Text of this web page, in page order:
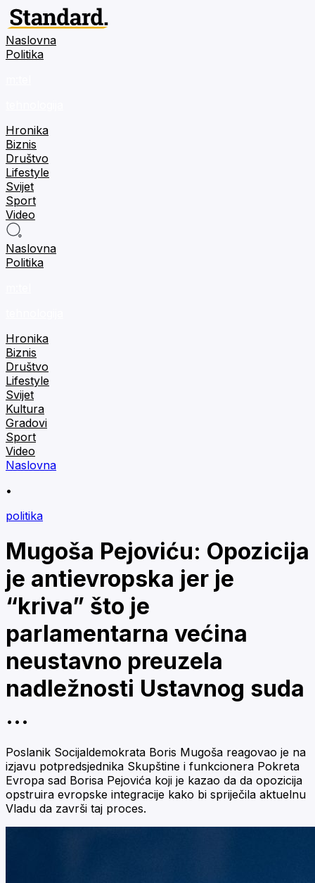
Naslovna
Politika
Hronika
Biznis
Društvo
Lifestyle
Svijet
Sport
Video
Naslovna
Politika
Hronika
Biznis
Društvo
Lifestyle
Svijet
Kultura
Gradovi
Sport
Video
Naslovna
•
politika
Mugoša Pejoviću: Opozicija
je antievropska jer je
“kriva” što je
parlamentarna većina
neustavno preuzela
nadležnosti Ustavnog suda
…
Poslanik Socijaldemokrata Boris Mugoša reagovao je na
izjavu potpredsjednika Skupštine i funkcionera Pokreta
Evropa sad Borisa Pejovića koji je kazao da da opozicija
opstruira evropske integracije kako bi spriječila aktuelnu
Vladu da završi taj proces.